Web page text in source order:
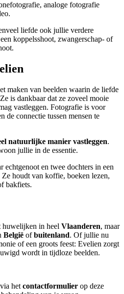
analoge fotografie
liefde ook jullie verdere
koppelsshoot, zwangerschap- of
maken van beelden waarin de liefde
is dankbaar dat ze zoveel mooie
vastleggen. Fotografie is voor
de connectie tussen mensen te
natuurlijke manier vastleggen.
jullie in de essentie.
echtgenoot en twee dochters in een
houdt van koffie, boeken lezen,
bakfiets.
in heel Vlaanderen, maar
België ofbuitenland. Of jullie nu
of een groots feest: Evelien zorgt
wordt in tijdloze beelden.
het contactformulier op deze